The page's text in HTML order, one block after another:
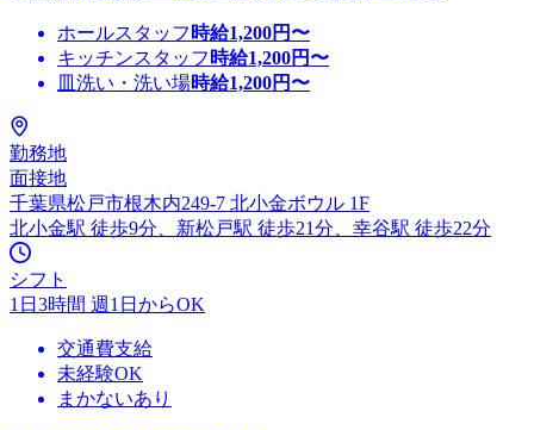
ホールスタッフ 時給1,200円〜
キッチンスタッフ 時給1,200円〜
皿洗い・洗い場時給1,200円〜
勤務地
面接地
千葉県松戸市根木内249-7 北小金ボウル 1F
北小金駅 徒歩9分、新松戸駅 徒歩21分、幸谷駅 徒歩22分
シフト
1日3時間 週1日からOK
交通費支給
未経験OK
まかないあり